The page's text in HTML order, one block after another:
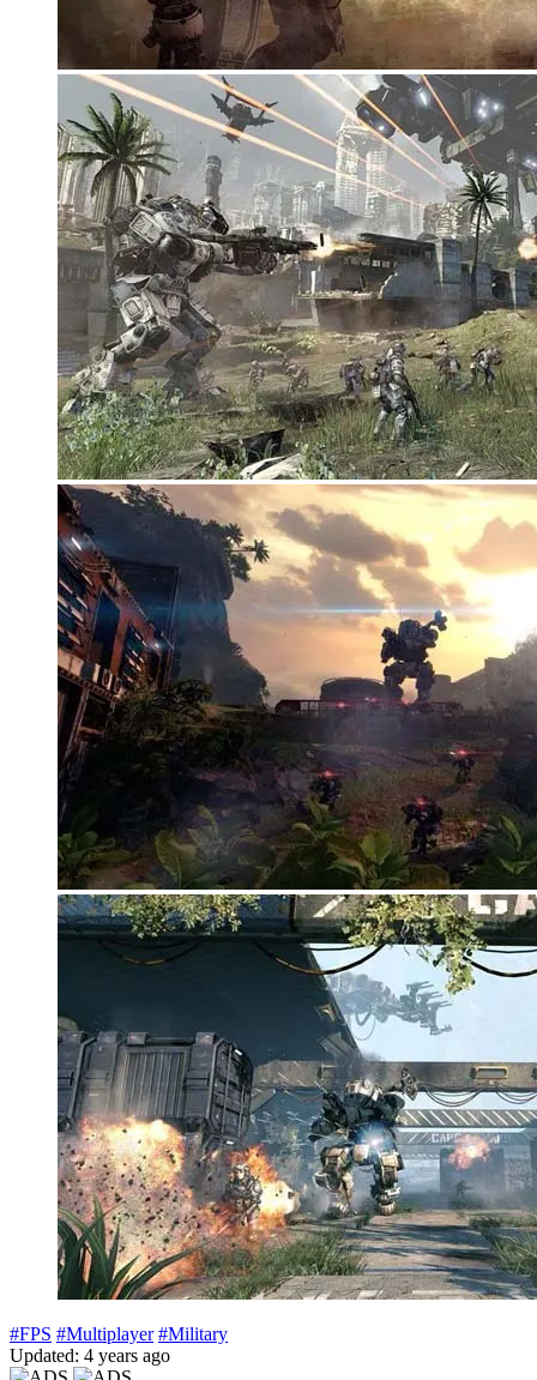
#FPS #Multiplayer #Military
Updated: 4 years ago